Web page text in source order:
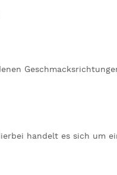
handelt es sich um